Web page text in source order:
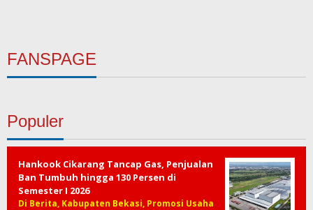
FANSPAGE
Populer
Hankook Cikarang Tancap Gas, Penjualan
Ban Tumbuh hingga 130 Persen di
Semester I 2026
Di Berita, Kabupaten Bekasi, Promosi Usaha